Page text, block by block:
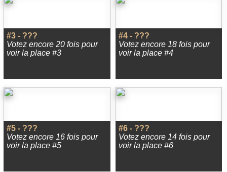
#3 - ???
Votez encore 20 fois pour
voir la place #3
#4 - ???
Votez encore 18 fois pour
voir la place #4
#5 - ???
Votez encore 16 fois pour
voir la place #5
#6 - ???
Votez encore 14 fois pour
voir la place #6